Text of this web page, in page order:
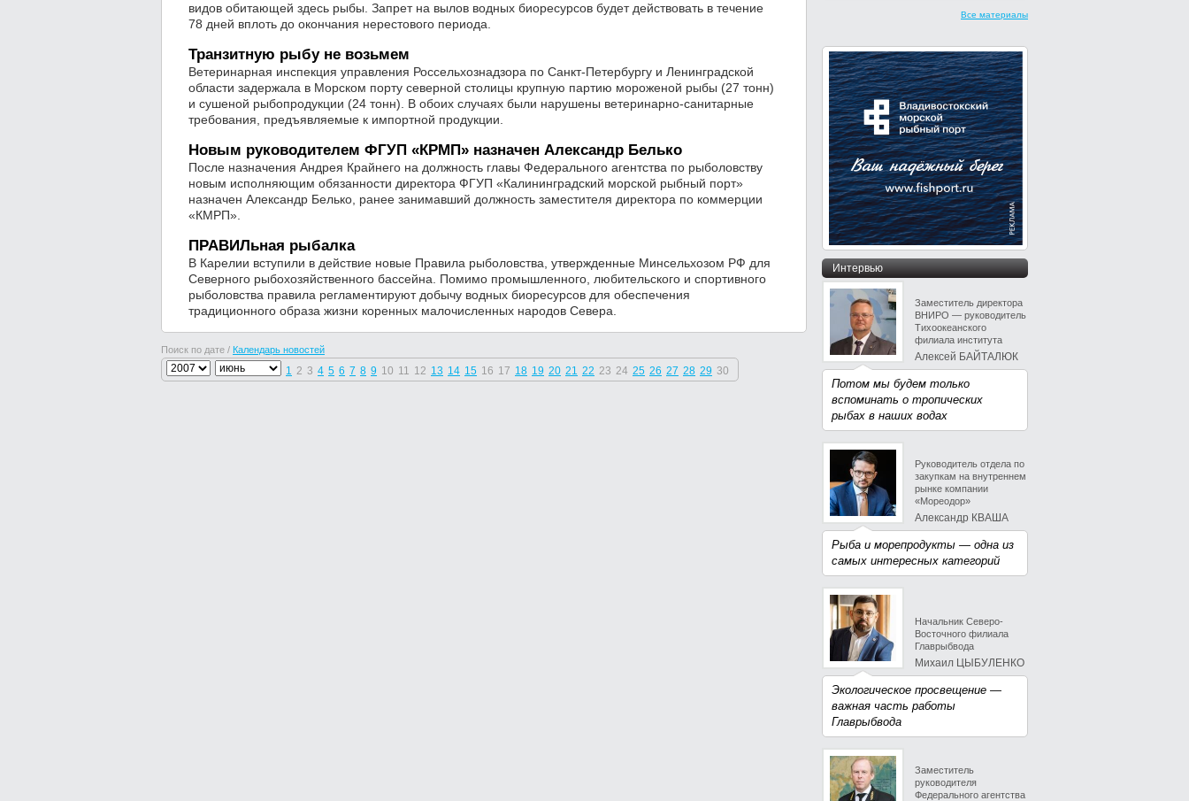
видов обитающей здесь рыбы. Запрет на вылов водных биоресурсов будет действовать в течение
78 дней вплоть до окончания нерестового периода.
Транзитную рыбу не возьмем
Ветеринарная инспекция управления Россельхознадзора по Санкт-Петербургу и Ленинградской
области задержала в Морском порту северной столицы крупную партию мороженой рыбы (27 тонн)
и сушеной рыбопродукции (24 тонн). В обоих случаях были нарушены ветеринарно-санитарные
требования, предъявляемые к импортной продукции.
Новым руководителем ФГУП «КРМП» назначен Александр Белько
После назначения Андрея Крайнего на должность главы Федерального агентства по рыболовству
новым исполняющим обязанности директора ФГУП «Калининградский морской рыбный порт»
назначен Александр Белько, ранее занимавший должность заместителя директора по коммерции
«КМРП».
ПРАВИЛьная рыбалка
В Карелии вступили в действие новые Правила рыболовства, утвержденные Минсельхозом РФ для
Северного рыбохозяйственного бассейна. Помимо промышленного, любительского и спортивного
рыболовства правила регламентируют добычу водных биоресурсов для обеспечения
традиционного образа жизни коренных малочисленных народов Севера.
Поиск по дате / Календарь новостей
1 2 3 4 5 6 7 8 9 10 11 12 13 14 15 16 17 18 19 20 21 22 23 24 25 26 27 28 29 30
Все материалы
Интервью
Заместитель директора
ВНИРО — руководитель
Тихоокеанского
филиала института
Алексей БАЙТАЛЮК
Потом мы будем только
вспоминать о тропических
рыбах в наших водах
Руководитель отдела по
закупкам на внутреннем
рынке компании
«Мореодор»
Александр КВАША
Рыба и морепродукты — одна из
самых интересных категорий
Начальник Северо-
Восточного филиала
Главрыбвода
Михаил ЦЫБУЛЕНКО
Экологическое просвещение —
важная часть работы
Главрыбвода
Заместитель
руководителя
Федерального агентства